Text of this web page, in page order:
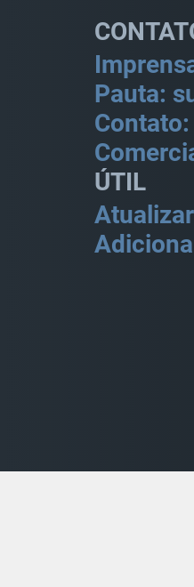
Pauta:
ÚTIL